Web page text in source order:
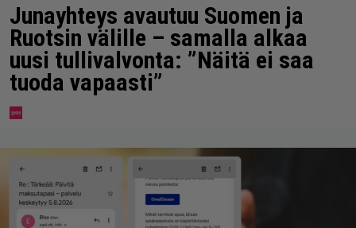
Junayhteys avautuu Suomen ja
Ruotsin välille – samalla alkaa
uusi tullivalvonta: ”Näitä ei saa
tuoda vapaasti”